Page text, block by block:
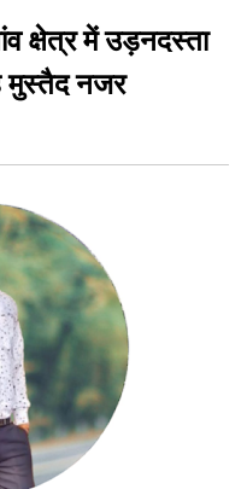
क्षेत्र में उड़नदस्ता
मुस्‍तैद नजर